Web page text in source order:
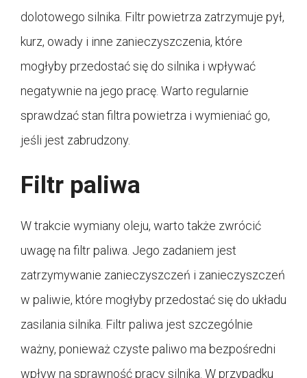
dolotowego silnika. Filtr powietrza zatrzymuje pył,
kurz, owady i inne zanieczyszczenia, które
mogłyby przedostać się do silnika i wpływać
negatywnie na jego pracę. Warto regularnie
sprawdzać stan filtra powietrza i wymieniać go,
jeśli jest zabrudzony.
Filtr paliwa
W trakcie wymiany oleju, warto także zwrócić
uwagę na filtr paliwa. Jego zadaniem jest
zatrzymywanie zanieczyszczeń i zanieczyszczeń
w paliwie, które mogłyby przedostać się do układu
zasilania silnika. Filtr paliwa jest szczególnie
ważny, ponieważ czyste paliwo ma bezpośredni
wpływ na sprawność pracy silnika. W przypadku